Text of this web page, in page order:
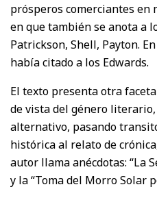
prósperos comerciantes
en que también se anota a
Patrickson, Shell, Payton.
había citado a los Edwards.
El texto presenta otra
de vista del género
alternativo, pasando
histórica al relato de
autor llama anécdotas: “La
y la “Toma del Morro Solar